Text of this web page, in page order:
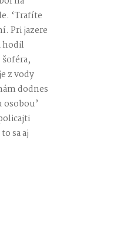
‘Trafíte
Pri jazere
hodil
z vody
dodnes
sa aj